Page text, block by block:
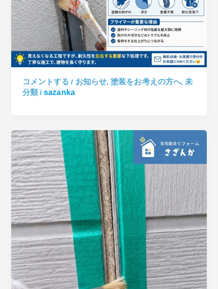
コメントする / お知らせ,塗装をお考えの方へ,未
分類 /sazanka